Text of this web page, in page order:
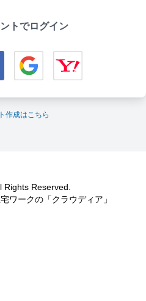
トでログイン
作成はこちら
Reserved.
ワークの「クラウディア」